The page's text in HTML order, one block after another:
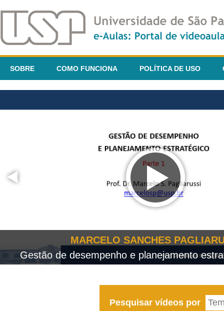
SOBRE COMO FUNCIONA POLÍTICA DE USO
MARCELO SANCHES
Gestão de desempenho e planejamento
Pesquisar vídeos por